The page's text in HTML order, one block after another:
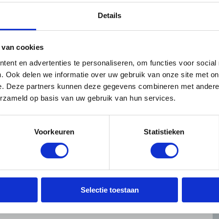
Details
cookies
en advertenties te personaliseren, om functies voor social
Ook delen we informatie over uw gebruik van onze site met
Deze partners kunnen deze gegevens combineren met
op basis van uw gebruik van hun services.
Voorkeuren Statistieken
Selectie toestaan
en opzichter etc.)
mee dat u vóór de tweede trainingsdag
wordt het huiswerk namelijk
praktijk
dag
uit het nieuwe KiB-boek
eisen
de praktijk
prestatie indicatoren